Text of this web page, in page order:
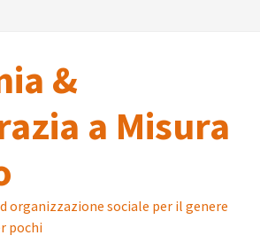
&
a Misura
organizzazione sociale per il genere
pochi